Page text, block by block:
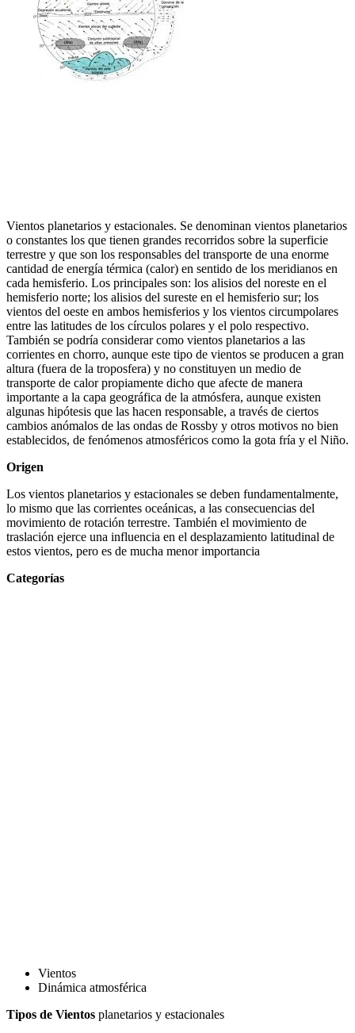
Vientos planetarios y estacionales. Se denominan vientos planetarios
o constantes los que tienen grandes recorridos sobre la superficie
terrestre y que son los responsables del transporte de una enorme
cantidad de energía térmica (calor) en sentido de los meridianos en
cada hemisferio. Los principales son: los alisios del noreste en el
hemisferio norte; los alisios del sureste en el hemisferio sur; los
vientos del oeste en ambos hemisferios y los vientos circumpolares
entre las latitudes de los círculos polares y el polo respectivo.
También se podría considerar como vientos planetarios a las
corrientes en chorro, aunque este tipo de vientos se producen a gran
altura (fuera de la troposfera) y no constituyen un medio de
transporte de calor propiamente dicho que afecte de manera
importante a la capa geográfica de la atmósfera, aunque existen
algunas hipótesis que las hacen responsable, a través de ciertos
cambios anómalos de las ondas de Rossby y otros motivos no bien
establecidos, de fenómenos atmosféricos como la gota fría y el Niño.
Origen
Los vientos planetarios y estacionales se deben fundamentalmente,
lo mismo que las corrientes oceánicas, a las consecuencias del
movimiento de rotación terrestre. También el movimiento de
traslación ejerce una influencia en el desplazamiento latitudinal de
estos vientos, pero es de mucha menor importancia
Categorías
Vientos
Dinámica atmosférica
Tipos de Vientos planetarios y estacionales